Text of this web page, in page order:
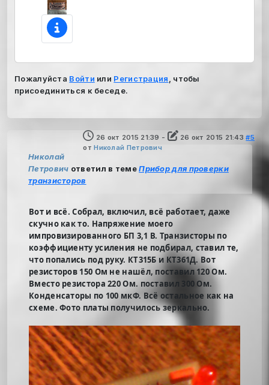
Пожалуйста Войти или Регистрация
, чтобы
присоединиться к беседе.
26 окт 2015 21:39 - 26 окт 2015 21:43 #5
отНиколай Петрович
Николай
Петрович ответил в темеПрибор для проверки
транзисторов
Вот и всё. Собрал, включил, всё работает, даже
скучно как то. Напряжение моего
импровизированного БП 3,1 В. Транзисторы по
коэффициенту усиления не подбирал, ставил те,
что попались под руку. КТ315Б и КТ361Д. Вот
резисторов 150 Ом не нашёл, поставил 120 Ом.
Вместо резистора 220 Ом. поставил 300 Ом.
Конденсаторы по 100 мкФ. Всё остальное как на
схеме. Фото платы получилось зеркально.